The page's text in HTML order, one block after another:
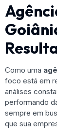
Como uma
foco está em
análises
performando
sempre em
que sua